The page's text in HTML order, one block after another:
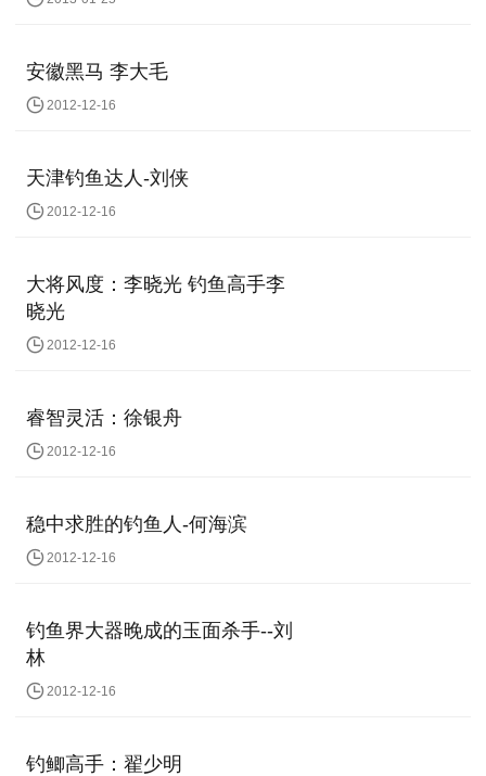
安徽黑马 李大毛
2012-12-16
天津钓鱼达人-刘侠
2012-12-16
大将风度：李晓光 钓鱼高手李
晓光
2012-12-16
睿智灵活：徐银舟
2012-12-16
稳中求胜的钓鱼人-何海滨
2012-12-16
钓鱼界大器晚成的玉面杀手--刘
林
2012-12-16
钓鲫高手：翟少明